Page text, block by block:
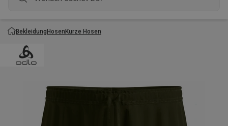
BekleidungHosenKurze Hosen